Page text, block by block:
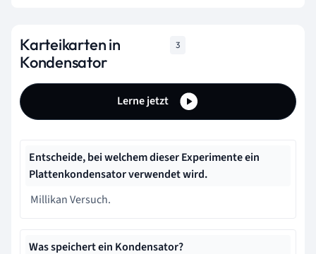
Karteikarten in
Kondensator
3
Lerne jetzt
Entscheide, bei welchem dieser Experimente ein
Plattenkondensator verwendet wird.
Millikan Versuch.
Was speichert ein Kondensator?